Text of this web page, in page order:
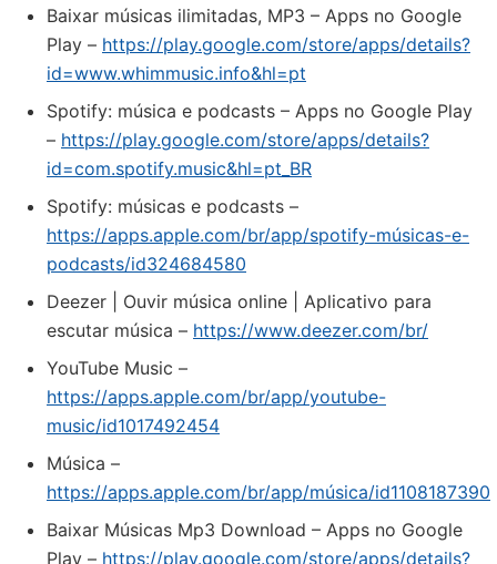
Baixar músicas ilimitadas, MP3 – Apps no Google
Play – https://play.google.com/store/apps/details?
id=www.whimmusic.info&hl=pt
Spotify: música e podcasts – Apps no Google Play
– https://play.google.com/store/apps/details?
id=com.spotify.music&hl=pt_BR
‎Spotify: músicas e podcasts –
https://apps.apple.com/br/app/spotify-músicas-e-
podcasts/id324684580
Deezer | Ouvir música online | Aplicativo para
escutar música – https://www.deezer.com/br/
‎YouTube Music –
https://apps.apple.com/br/app/youtube-
music/id1017492454
‎Música –
https://apps.apple.com/br/app/música/id1108187390
Baixar Músicas Mp3 Download – Apps no Google
Play – https://play.google.com/store/apps/details?